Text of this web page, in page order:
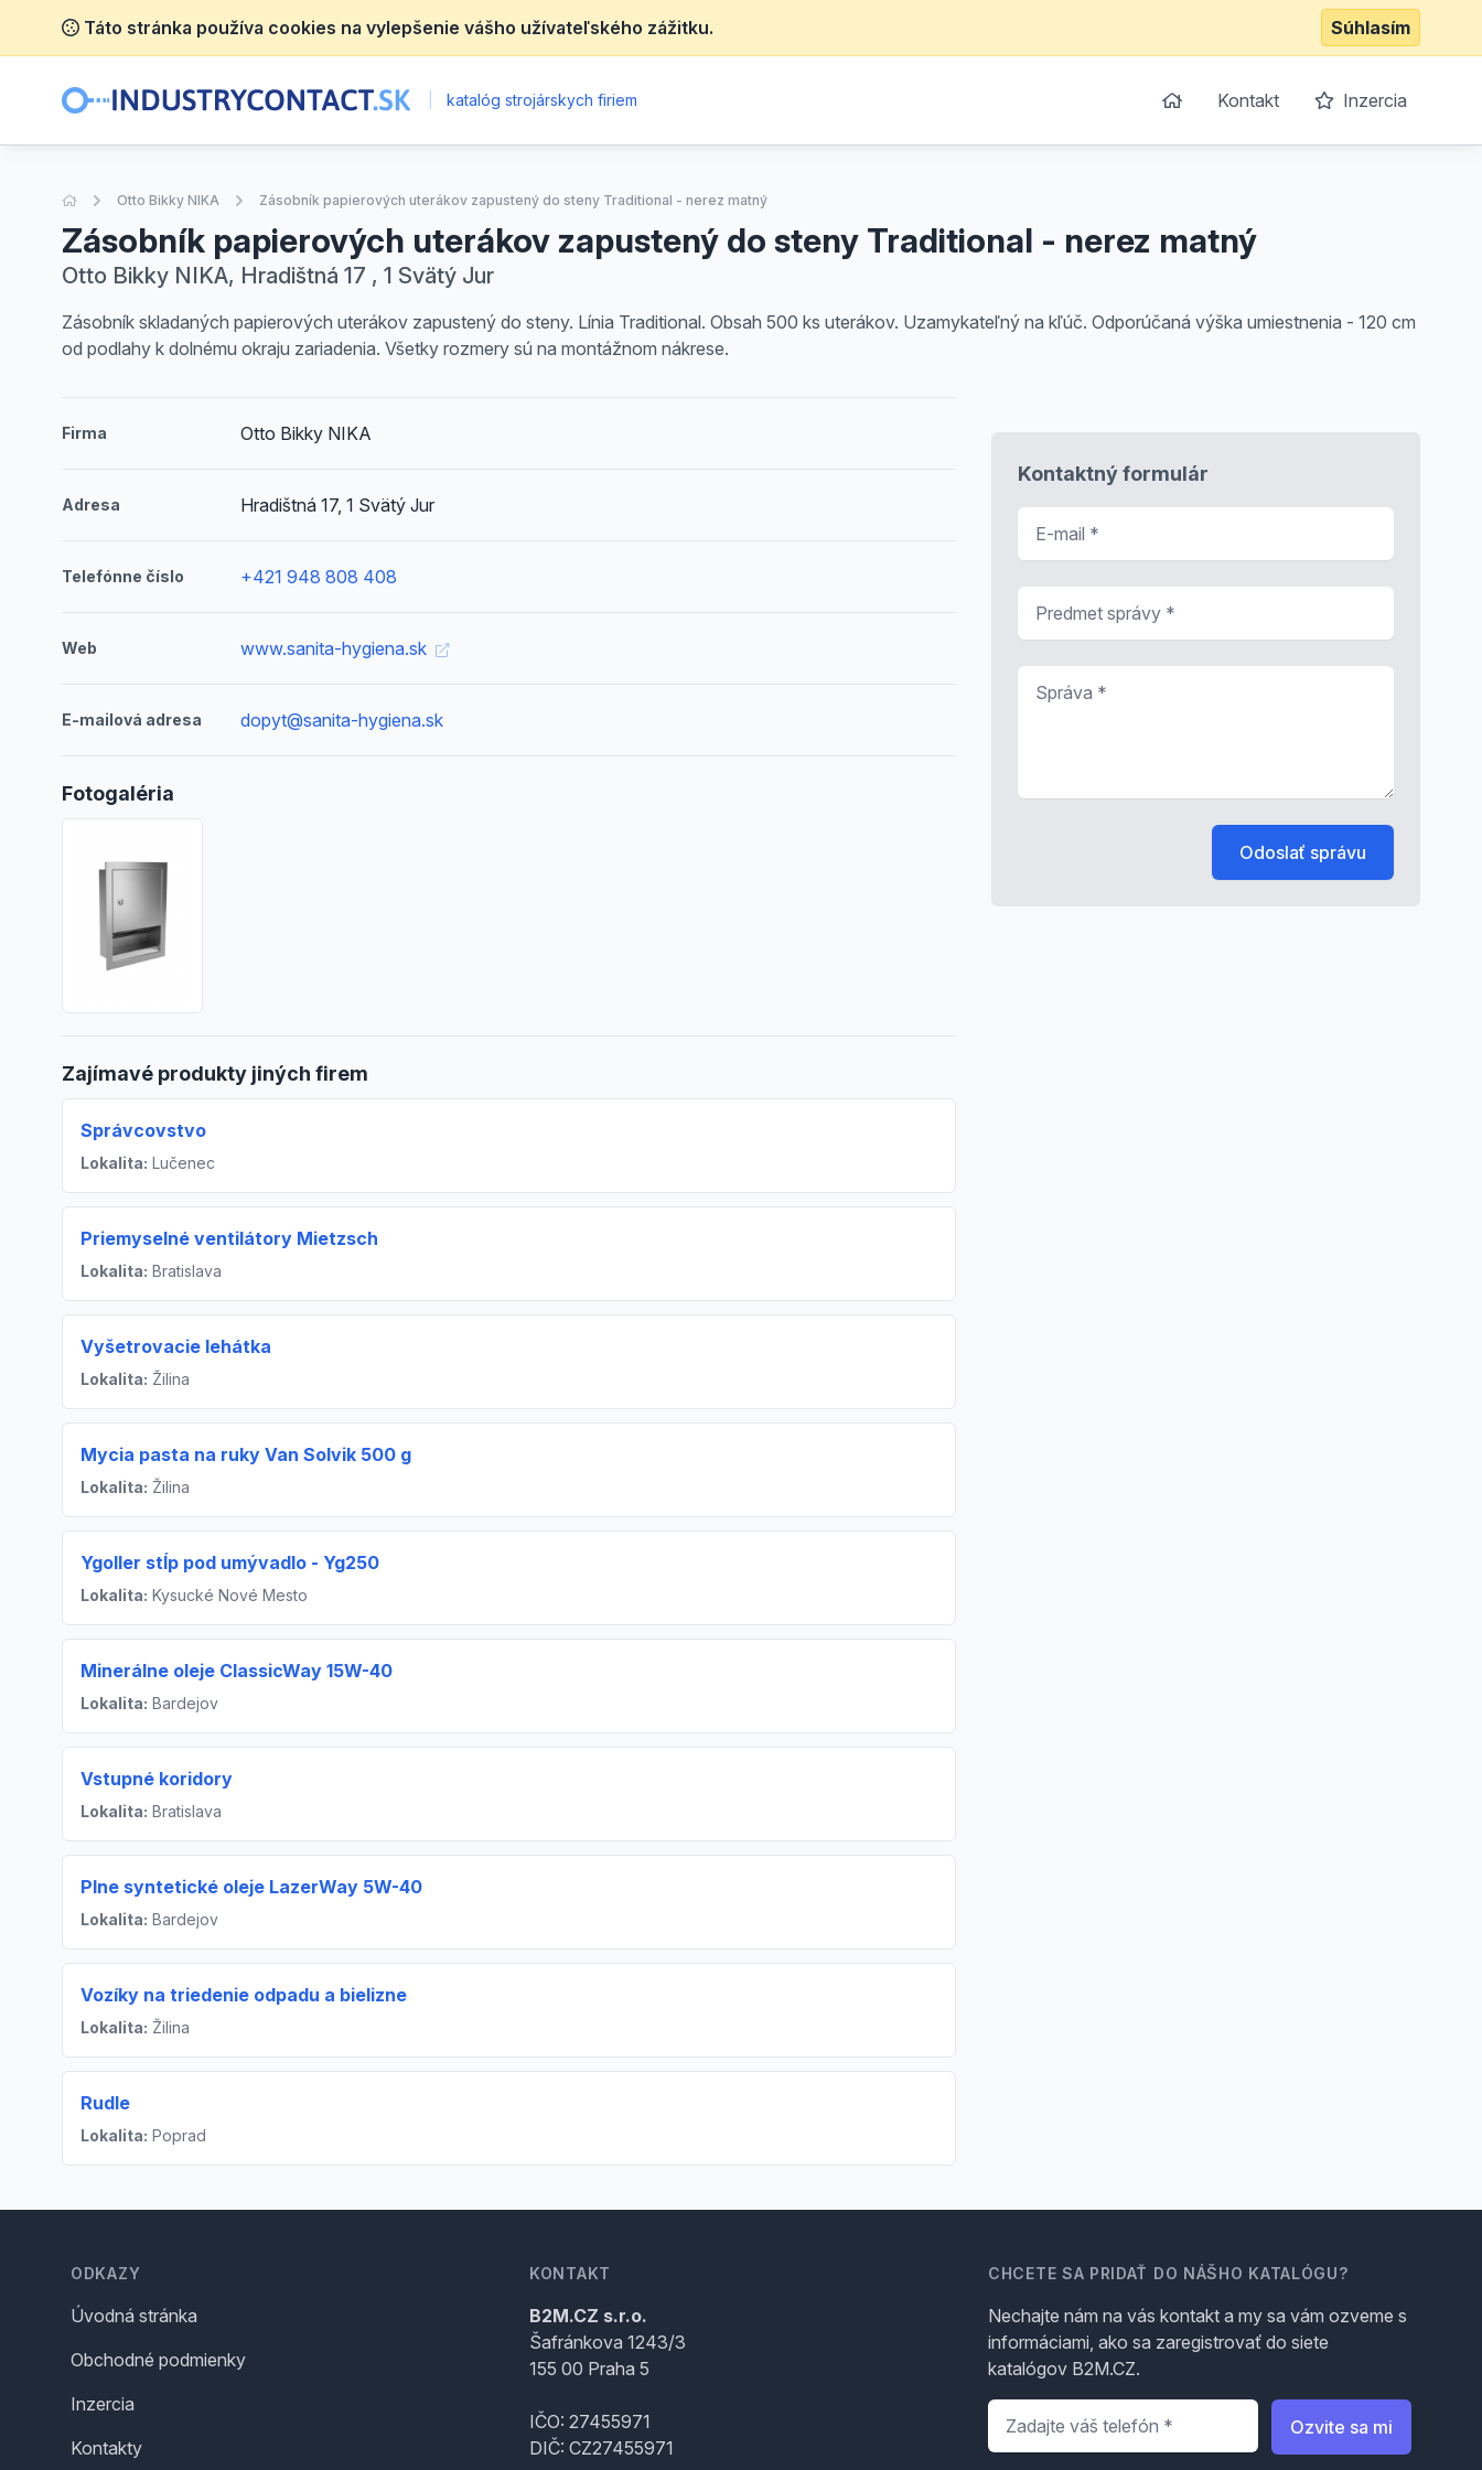
Táto stránka používa cookies na vylepšenie vášho užívateľského zážitku. Súhlasím
katalóg strojárskych firiem Kontakt Inzercia
Úvodná stránka
Otto Bikky NIKA Zásobník papierových uterákov zapustený do steny Traditional - nerez matný
Zásobník papierových uterákov zapustený do steny Traditional - nerez matný
Otto Bikky NIKA, Hradištná 17 , 1 Svätý Jur
Zásobník skladaných papierových uterákov zapustený do steny. Línia Traditional. Obsah 500 ks uterákov. Uzamykateľný na kľúč. Odporúčaná výška umiestnenia - 120 cm
od podlahy k dolnému okraju zariadenia. Všetky rozmery sú na montážnom nákrese.
Firma Otto Bikky NIKA
Adresa Hradištná 17, 1 Svätý Jur
Telefónne číslo +421 948 808 408
Web www.sanita-hygiena.sk
E-mailová adresa dopyt@sanita-hygiena.sk
Fotogaléria
Zajímavé produkty jiných firem
Správcovstvo
Lokalita: Lučenec
Priemyselné ventilátory Mietzsch
Lokalita: Bratislava
Vyšetrovacie lehátka
Lokalita: Žilina
Mycia pasta na ruky Van Solvik 500 g
Lokalita: Žilina
Ygoller stĺp pod umývadlo - Yg250
Lokalita: Kysucké Nové Mesto
Minerálne oleje ClassicWay 15W-40
Lokalita: Bardejov
Vstupné koridory
Lokalita: Bratislava
Plne syntetické oleje LazerWay 5W-40
Lokalita: Bardejov
Vozíky na triedenie odpadu a bielizne
Lokalita: Žilina
Rudle
Lokalita: Poprad
Kontaktný formulár
Odoslať správu
ODKAZY
Úvodná stránka
Obchodné podmienky
Inzercia
Kontakty
KONTAKT
B2M.CZ s.r.o.
Šafránkova 1243/3
155 00 Praha 5
IČO: 27455971
DIČ: CZ27455971
CHCETE SA PRIDAŤ DO NÁŠHO KATALÓGU?
Nechajte nám na vás kontakt a my sa vám ozveme s
informáciami, ako sa zaregistrovať do siete
katalógov B2M.CZ.
Telefón
Ozvite sa mi